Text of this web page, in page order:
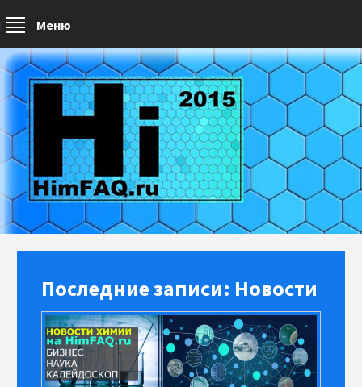
Меню
Последние записи: Новости